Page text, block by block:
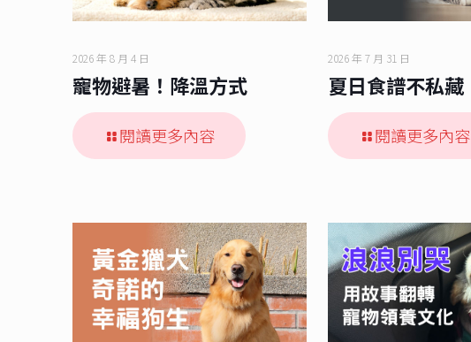
2026 年 8 月 4 日
寵物避暑！降溫方式
閱讀更多內容
2026 年 7 月 31 日
夏日食譜不私藏
閱讀更多內容